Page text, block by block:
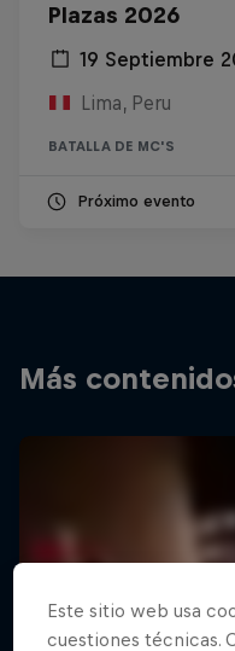
Plazas 2026
19 Septiembre
Lima, Peru
BATALLA DE MC'S
Próximo evento
Más
Este sitio web usa
cuestiones técnicas.